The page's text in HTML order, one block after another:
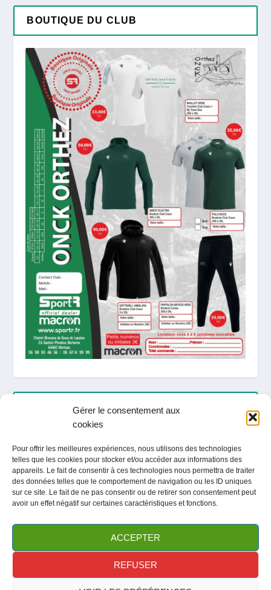
Gérer le consentement aux
cookies
Pour offrir les meilleures expériences, nous utilisons des technologies
telles que les cookies pour stocker et/ou accéder aux informations des
appareils. Le fait de consentir à ces technologies nous permettra de traiter
des données telles que le comportement de navigation ou les ID uniques
sur ce site. Le fait de ne pas consentir ou de retirer son consentement peut
avoir un effet négatif sur certaines caractéristiques et fonctions.
ACCEPTER
REFUSER
BOUTIQUE DU CLUB
ARTICLES RÉCENTS
Fête du club / Portes Ouvertes